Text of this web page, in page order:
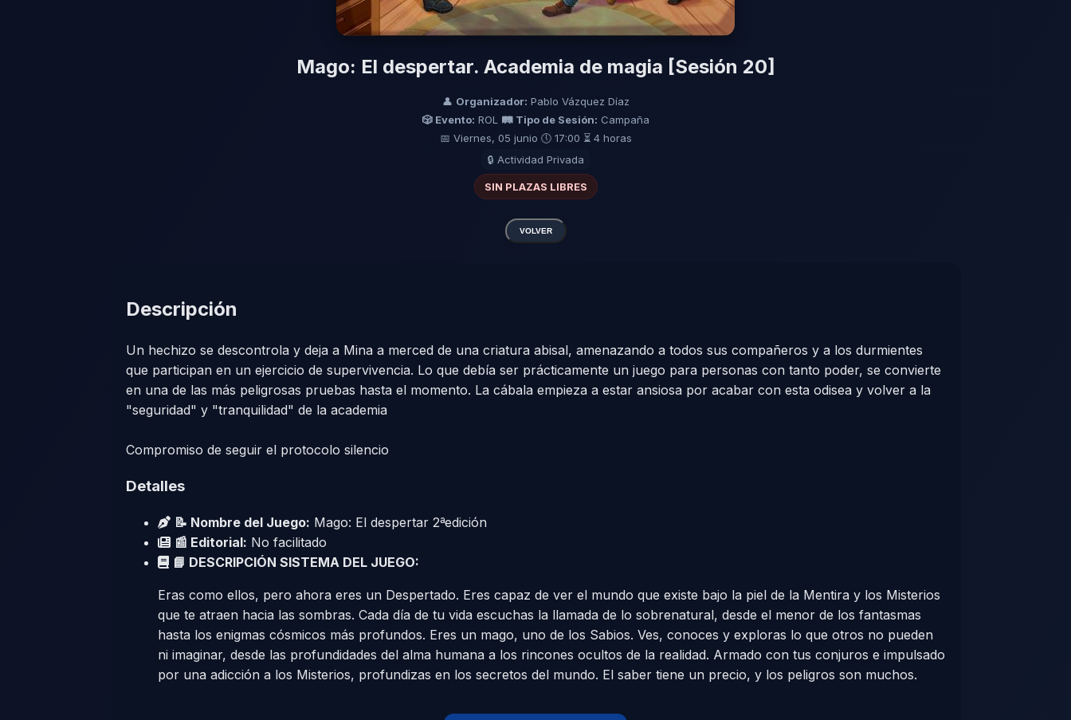
Mago: El despertar. Academia de magia [Sesión 20]
👤 Organizador: Pablo Vázquez Díaz
🎲 Evento: ROL 🛤️ Tipo de Sesión: Campaña
📅 Viernes, 05 junio 🕔 17:00 ⏳ 4 horas
🔒 Actividad Privada
SIN PLAZAS LIBRES
VOLVER
Descripción
Un hechizo se descontrola y deja a Mina a merced de una criatura abisal, amenazando a todos sus compañeros y a los durmientes
que participan en un ejercicio de supervivencia. Lo que debía ser prácticamente un juego para personas con tanto poder, se convierte
en una de las más peligrosas pruebas hasta el momento. La cábala empieza a estar ansiosa por acabar con esta odisea y volver a la
"seguridad" y "tranquilidad" de la academia
Compromiso de seguir el protocolo silencio
Detalles
📝 Nombre del Juego: Mago: El despertar 2ªedición
📰 Editorial: No facilitado
📘 DESCRIPCIÓN SISTEMA DEL JUEGO:
Eras como ellos, pero ahora eres un Despertado. Eres capaz de ver el mundo que existe bajo la piel de la Mentira y los Misterios
que te atraen hacia las sombras. Cada día de tu vida escuchas la llamada de lo sobrenatural, desde el menor de los fantasmas
hasta los enigmas cósmicos más profundos. Eres un mago, uno de los Sabios. Ves, conoces y exploras lo que otros no pueden
ni imaginar, desde las profundidades del alma humana a los rincones ocultos de la realidad. Armado con tus conjuros e impulsado
por una adicción a los Misterios, profundizas en los secretos del mundo. El saber tiene un precio, y los peligros son muchos.